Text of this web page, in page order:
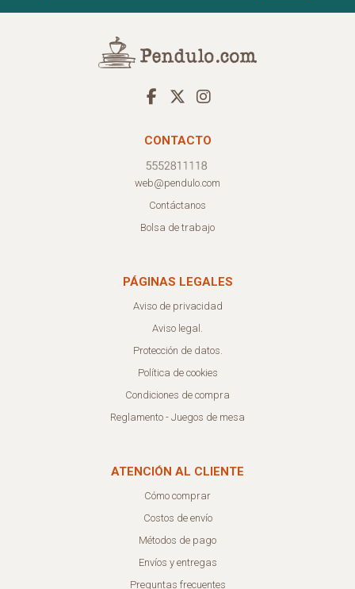
CONTACTO
web@pendulo.com
Contáctanos
Bolsa de trabajo
PÁGINAS LEGALES
Aviso de privacidad
Aviso legal.
Protección de datos.
Política de cookies
Condiciones de compra
Reglamento - Juegos de mesa
ATENCIÓN AL CLIENTE
Cómo comprar
Costos de envío
Métodos de pago
Envíos y entregas
Preguntas frecuentes